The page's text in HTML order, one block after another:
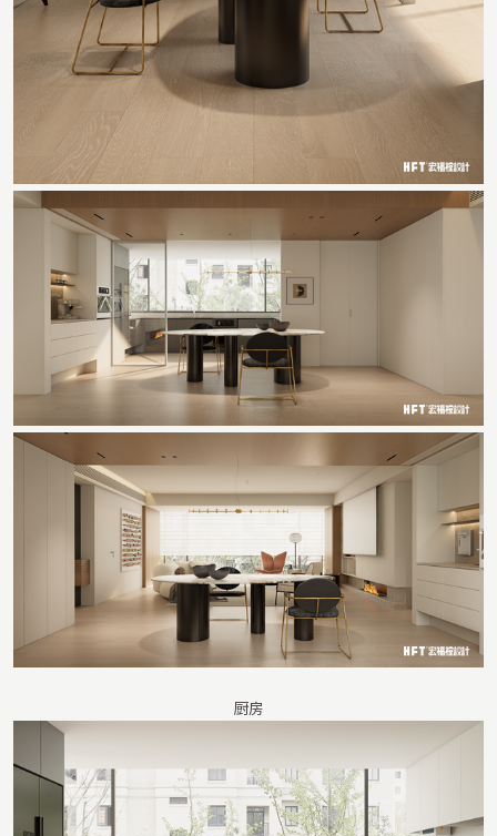
厨房